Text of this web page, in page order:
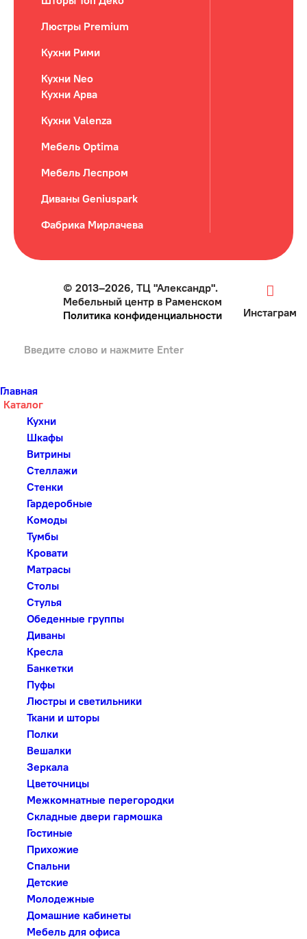
Люстры Premium
Кухни Рими
Кухни Neo
Кухни Арва
Кухни Valenza
Мебель Optima
Мебель Леспром
Диваны Geniuspark
Фабрика Мирлачева
© 2013–2026, ТЦ "Александр".
Мебельный центр в Раменском
Политика конфиденциальности
Инстаграм
Главная
Каталог
Кухни
Шкафы
Витрины
Стеллажи
Стенки
Гардеробные
Комоды
Тумбы
Кровати
Матрасы
Столы
Стулья
Обеденные группы
Диваны
Кресла
Банкетки
Пуфы
Люстры и светильники
Ткани и шторы
Полки
Вешалки
Зеркала
Цветочницы
Межкомнатные перегородки
Складные двери гармошка
Гостиные
Прихожие
Спальни
Детские
Молодежные
Домашние кабинеты
Мебель для офиса